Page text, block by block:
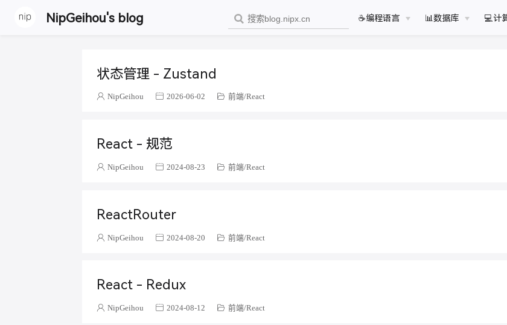
NipGeihou's blog ☕️编程语言 📊数据库 💻计
状态管理 - Zustand
NipGeihou 2026-06-02 前端 React
React - 规范
NipGeihou 2024-08-23 前端 React
ReactRouter
NipGeihou 2024-08-20 前端 React
React - Redux
NipGeihou 2024-08-12 前端 React